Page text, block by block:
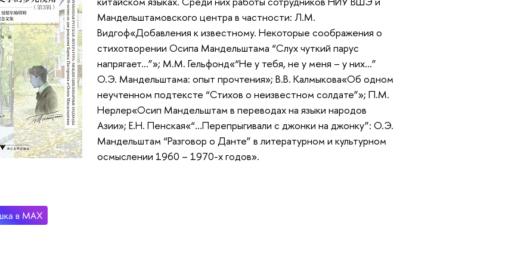
Мандельштамовского центра в частности: Л.М.
Видгоф«Добавления к известному. Некоторые соображения о
стихотворении Осипа Мандельштама “Слух чуткий парус
напрягает...”»; М.М. Гельфонд«“Не у тебя, не у меня – у них...”
О.Э. Мандельштама: опыт прочтения»; В.В. Калмыкова«Об одном
неучтенном подтексте “Стихов о неизвестном солдате”»; П.М.
Нерлер«Осип Мандельштам в переводах на языки народов
Азии»; Е.Н. Пенская«“...Перепрыгивали с джонки на джонку”: О.Э.
Мандельштам “Разговор о Данте” в литературном и культурном
осмыслении 1960 – 1970-х годов».